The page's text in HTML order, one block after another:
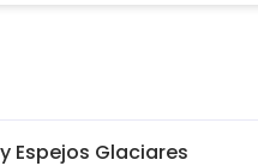
Espejos Glaciares